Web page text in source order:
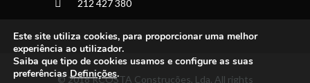
212 427 380
© 2018 RCOSTA Construções, Lda. All rights
Este site utiliza cookies, para proporcionar uma melhor
experiência ao utilizador.
Saiba que tipo de cookies usamos e configure as suas
preferênciasDefinições.